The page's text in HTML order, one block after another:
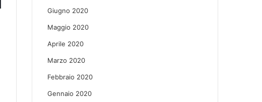
Giugno 2020
Maggio 2020
Aprile 2020
Marzo 2020
Febbraio 2020
Gennaio 2020